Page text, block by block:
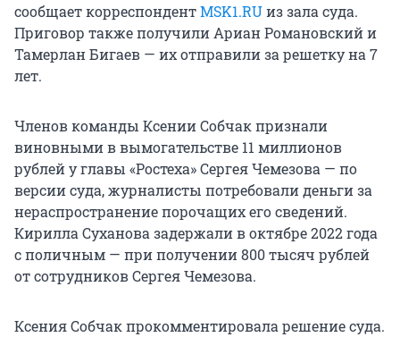
сообщает корреспондентMSK1.RUиз зала суда.
Приговор также получили Ариан Романовский и
Тамерлан Бигаев — их отправили за решетку на 7
лет.
Членов команды Ксении Собчак признали
виновными в вымогательстве 11 миллионов
рублей у главы «Ростеха» Сергея Чемезова — по
версии суда, журналисты потребовали деньги за
нераспространение порочащих его сведений.
Кирилла Суханова задержали в октябре 2022 года
с поличным — при получении 800 тысяч рублей
от сотрудников Сергея Чемезова.
Ксения Собчак прокомментировала решение суда.